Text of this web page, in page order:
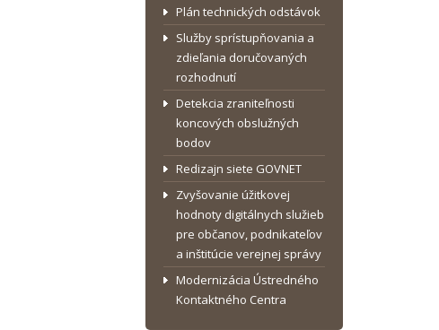
Plán technických odstávok
Služby sprístupňovania a
zdieľania doručovaných
rozhodnutí
Detekcia zraniteľnosti
koncových obslužných
bodov
Redizajn siete GOVNET
Zvyšovanie úžitkovej
hodnoty digitálnych služieb
pre občanov, podnikateľov
a inštitúcie verejnej správy
Modernizácia Ústredného
Kontaktného Centra